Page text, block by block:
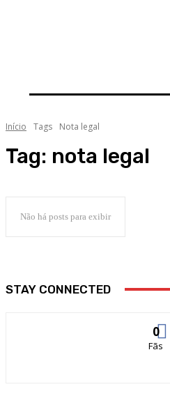
Início Tags Nota legal
Tag: nota legal
Não há posts para exibir
STAY CONNECTED
0
Fãs